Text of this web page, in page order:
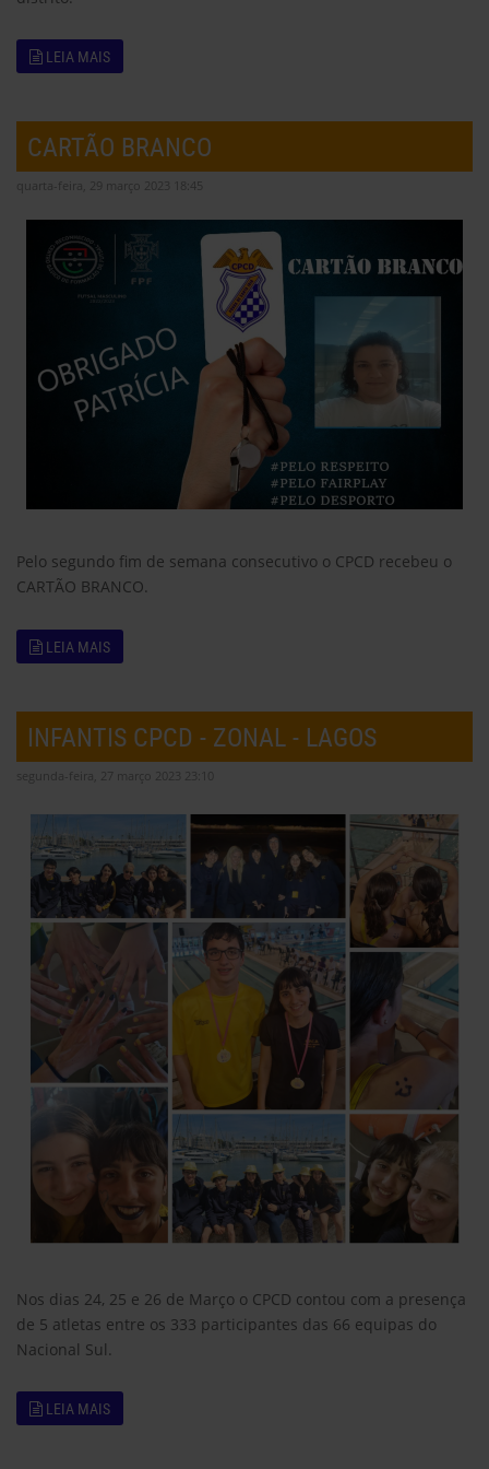
LEIA MAIS
CARTÃO BRANCO
quarta-feira, 29 março 2023 18:45
Pelo segundo fim de semana consecutivo o CPCD recebeu o
CARTÃO BRANCO.
LEIA MAIS
INFANTIS CPCD - ZONAL - LAGOS
segunda-feira, 27 março 2023 23:10
Nos dias 24, 25 e 26 de Março o CPCD contou com a presença
de 5 atletas entre os 333 participantes das 66 equipas do
Nacional Sul.
LEIA MAIS